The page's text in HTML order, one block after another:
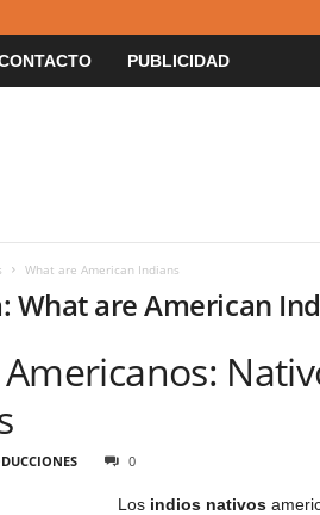
PUBLICIDAD
What are American Indians
What are American
0
Los indios nativos